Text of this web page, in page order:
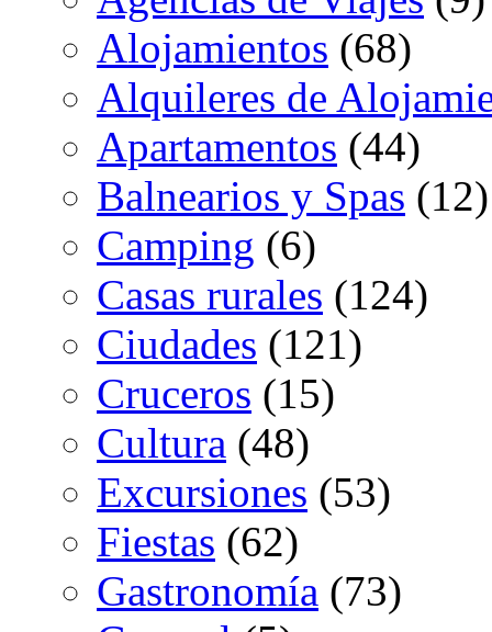
Alojamientos (68)
Alquileres de
Apartamentos (44)
Balnearios y Spas (12)
Camping (6)
Casas rurales (124)
Ciudades (121)
Cruceros (15)
Cultura (48)
Excursiones (53)
Fiestas (62)
Gastronomía (73)